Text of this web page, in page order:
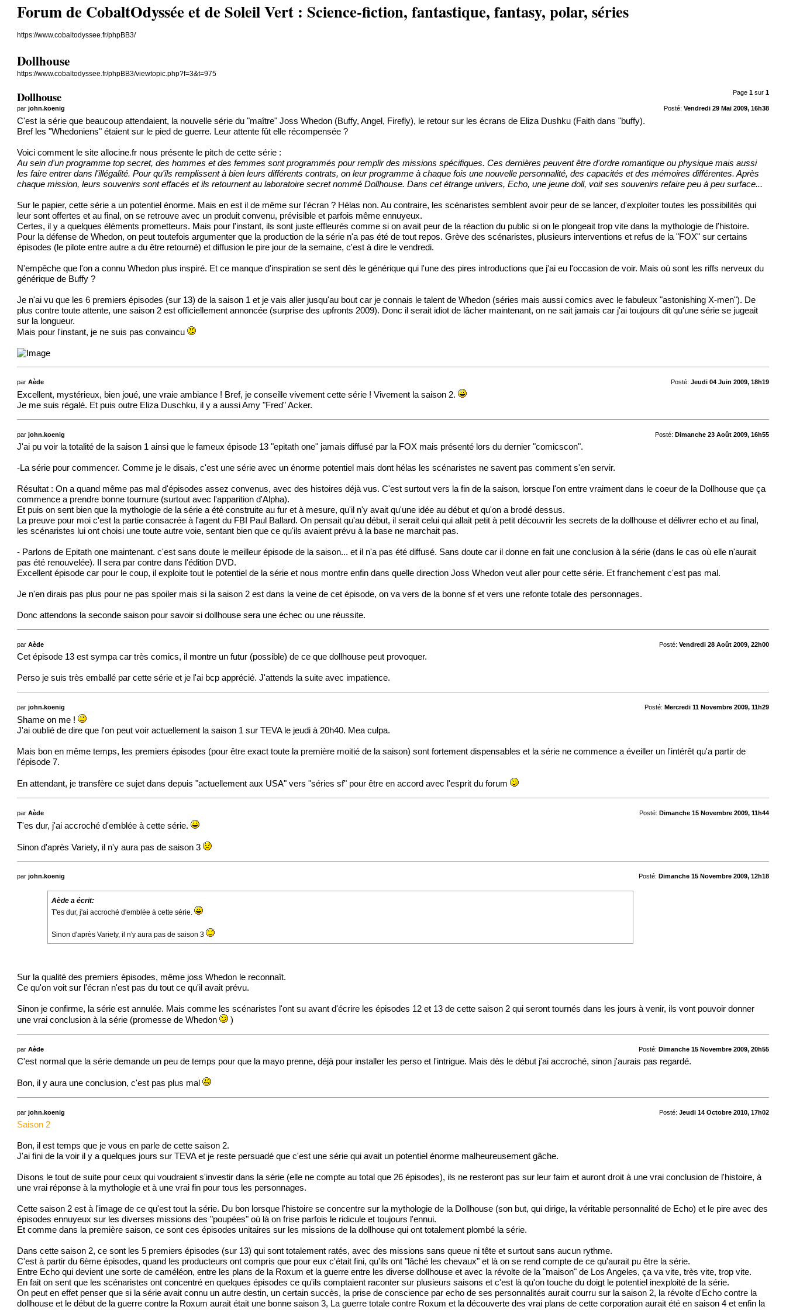
Forum de CobaltOdyssée et de Soleil Vert : Science-fiction, fantastique, fantasy, polar, séries
https://www.cobaltodyssee.fr/phpBB3/
Dollhouse
https://www.cobaltodyssee.fr/phpBB3/viewtopic.php?f=3&t=975
Page 1sur 1
Dollhouse
Posté: Vendredi 29 Mai 2009, 16h38
parjohn.koenig
C'est la série que beaucoup attendaient, la nouvelle série du "maître" Joss Whedon (Buffy, Angel, Firefly), le retour sur les écrans de Eliza Dushku (Faith dans "buffy).
Bref les "Whedoniens" étaient sur le pied de guerre. Leur attente fût elle récompensée ?
Voici comment le site allocine.fr nous présente le pitch de cette série :
Au sein d'un programme top secret, des hommes et des femmes sont programmés pour remplir des missions spécifiques. Ces dernières peuvent être d'ordre romantique ou physique mais aussi
les faire entrer dans l'illégalité. Pour qu'ils remplissent à bien leurs différents contrats, on leur programme à chaque fois une nouvelle personnalité, des capacités et des mémoires différentes. Après
chaque mission, leurs souvenirs sont effacés et ils retournent au laboratoire secret nommé Dollhouse. Dans cet étrange univers, Echo, une jeune doll, voit ses souvenirs refaire peu à peu surface...
Sur le papier, cette série a un potentiel énorme. Mais en est il de même sur l'écran ? Hélas non. Au contraire, les scénaristes semblent avoir peur de se lancer, d'exploiter toutes les possibilités qui
leur sont offertes et au final, on se retrouve avec un produit convenu, prévisible et parfois même ennuyeux.
Certes, il y a quelques éléments prometteurs. Mais pour l'instant, ils sont juste effleurés comme si on avait peur de la réaction du public si on le plongeait trop vite dans la mythologie de l'histoire.
Pour la défense de Whedon, on peut toutefois argumenter que la production de la série n'a pas été de tout repos. Grève des scénaristes, plusieurs interventions et refus de la "FOX" sur certains
épisodes (le pilote entre autre a du être retourné) et diffusion le pire jour de la semaine, c'est à dire le vendredi.
N'empêche que l'on a connu Whedon plus inspiré. Et ce manque d'inspiration se sent dès le générique qui l'une des pires introductions que j'ai eu l'occasion de voir. Mais où sont les riffs nerveux du
générique de Buffy ?
Je n'ai vu que les 6 premiers épisodes (sur 13) de la saison 1 et je vais aller jusqu'au bout car je connais le talent de Whedon (séries mais aussi comics avec le fabuleux "astonishing X-men"). De
plus contre toute attente, une saison 2 est officiellement annoncée (surprise des upfronts 2009). Donc il serait idiot de lâcher maintenant, on ne sait jamais car j'ai toujours dit qu'une série se jugeait
sur la longueur.
Mais pour l'instant, je ne suis pas convaincu
Posté: Jeudi 04 Juin 2009, 18h19
parAède
Excellent, mystérieux, bien joué, une vraie ambiance ! Bref, je conseille vivement cette série ! Vivement la saison 2.
Je me suis régalé. Et puis outre Eliza Duschku, il y a aussi Amy "Fred" Acker.
Posté: Dimanche 23 Août 2009, 16h55
parjohn.koenig
J'ai pu voir la totalité de la saison 1 ainsi que le fameux épisode 13 "epitath one" jamais diffusé par la FOX mais présenté lors du dernier "comicscon".
-La série pour commencer. Comme je le disais, c'est une série avec un énorme potentiel mais dont hélas les scénaristes ne savent pas comment s'en servir.
Résultat : On a quand même pas mal d'épisodes assez convenus, avec des histoires déjà vus. C'est surtout vers la fin de la saison, lorsque l'on entre vraiment dans le coeur de la Dollhouse que ça
commence a prendre bonne tournure (surtout avec l'apparition d'Alpha).
Et puis on sent bien que la mythologie de la série a été construite au fur et à mesure, qu'il n'y avait qu'une idée au début et qu'on a brodé dessus.
La preuve pour moi c'est la partie consacrée à l'agent du FBI Paul Ballard. On pensait qu'au début, il serait celui qui allait petit à petit découvrir les secrets de la dollhouse et délivrer echo et au final,
les scénaristes lui ont choisi une toute autre voie, sentant bien que ce qu'ils avaient prévu à la base ne marchait pas.
- Parlons de Epitath one maintenant. c'est sans doute le meilleur épisode de la saison... et il n'a pas été diffusé. Sans doute car il donne en fait une conclusion à la série (dans le cas où elle n'aurait
pas été renouvelée). Il sera par contre dans l'édition DVD.
Excellent épisode car pour le coup, il exploite tout le potentiel de la série et nous montre enfin dans quelle direction Joss Whedon veut aller pour cette série. Et franchement c'est pas mal.
Je n'en dirais pas plus pour ne pas spoiler mais si la saison 2 est dans la veine de cet épisode, on va vers de la bonne sf et vers une refonte totale des personnages.
Donc attendons la seconde saison pour savoir si dollhouse sera une échec ou une réussite.
Posté: Vendredi 28 Août 2009, 22h00
parAède
Cet épisode 13 est sympa car très comics, il montre un futur (possible) de ce que dollhouse peut provoquer.
Perso je suis très emballé par cette série et je l'ai bcp apprécié. J'attends la suite avec impatience.
Posté: Mercredi 11 Novembre 2009, 11h29
parjohn.koenig
Shame on me !
J'ai oublié de dire que l'on peut voir actuellement la saison 1 sur TEVA le jeudi à 20h40. Mea culpa.
Mais bon en même temps, les premiers épisodes (pour être exact toute la première moitié de la saison) sont fortement dispensables et la série ne commence a éveiller un l'intérêt qu'a partir de
l'épisode 7.
En attendant, je transfère ce sujet dans depuis "actuellement aux USA" vers "séries sf" pour être en accord avec l'esprit du forum
Posté: Dimanche 15 Novembre 2009, 11h44
parAède
T'es dur, j'ai accroché d'emblée à cette série.
Sinon d'après Variety, il n'y aura pas de saison 3
Posté: Dimanche 15 Novembre 2009, 12h18
parjohn.koenig
Aède a écrit:
T'es dur, j'ai accroché d'emblée à cette série.
Sinon d'après Variety, il n'y aura pas de saison 3
Sur la qualité des premiers épisodes, même joss Whedon le reconnaît.
Ce qu'on voit sur l'écran n'est pas du tout ce qu'il avait prévu.
Sinon je confirme, la série est annulée. Mais comme les scénaristes l'ont su avant d'écrire les épisodes 12 et 13 de cette saison 2 qui seront tournés dans les jours à venir, ils vont pouvoir donner
une vrai conclusion à la série (promesse de Whedon
)
Posté: Dimanche 15 Novembre 2009, 20h55
parAède
C'est normal que la série demande un peu de temps pour que la mayo prenne, déjà pour installer les perso et l'intrigue. Mais dès le début j'ai accroché, sinon j'aurais pas regardé.
Bon, il y aura une conclusion, c'est pas plus mal
Posté: Jeudi 14 Octobre 2010, 17h02
parjohn.koenig
Saison 2
Bon, il est temps que je vous en parle de cette saison 2.
J'ai fini de la voir il y a quelques jours sur TEVA et je reste persuadé que c'est une série qui avait un potentiel énorme malheureusement gâche.
Disons le tout de suite pour ceux qui voudraient s'investir dans la série (elle ne compte au total que 26 épisodes), ils ne resteront pas sur leur faim et auront droit à une vrai conclusion de l'histoire, à
une vrai réponse à la mythologie et à une vrai fin pour tous les personnages.
Cette saison 2 est à l'image de ce qu'est tout la série. Du bon lorsque l'histoire se concentre sur la mythologie de la Dollhouse (son but, qui dirige, la véritable personnalité de Echo) et le pire avec des
épisodes ennuyeux sur les diverses missions des "poupées" où là on frise parfois le ridicule et toujours l'ennui.
Et comme dans la première saison, ce sont ces épisodes unitaires sur les missions de la dollhouse qui ont totalement plombé la série.
Dans cette saison 2, ce sont les 5 premiers épisodes (sur 13) qui sont totalement ratés, avec des missions sans queue ni tête et surtout sans aucun rythme.
C'est à partir du 6ème épisodes, quand les producteurs ont compris que pour eux c'était fini, qu'ils ont "lâché les chevaux" et là on se rend compte de ce qu'aurait pu être la série.
Entre Echo qui devient une sorte de caméléon, entre les plans de la Roxum et la guerre entre les diverse dollhouse et avec la révolte de la "maison" de Los Angeles, ça va vite, très vite, trop vite.
En fait on sent que les scénaristes ont concentré en quelques épisodes ce qu'ils comptaient raconter sur plusieurs saisons et c'est là qu'on touche du doigt le potentiel inexploité de la série.
On peut en effet penser que si la série avait connu un autre destin, un certain succès, la prise de conscience par echo de ses personnalités aurait courru sur la saison 2, la révolte d'Echo contre la
dollhouse et le début de la guerre contre la Roxum aurait était une bonne saison 3, La guerre totale contre Roxum et la découverte des vrai plans de cette corporation aurait été en saison 4 et enfin la